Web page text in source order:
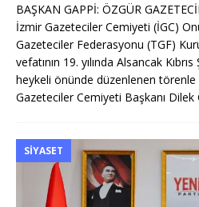
BAŞKAN GAPPİ: ÖZGÜR
İzmir Gazeteciler Cemiyeti (İGC)
Gazeteciler Federasyonu (TGF)
vefatının 19. yılında Alsancak
heykeli önünde düzenlenen törenle
Gazeteciler Cemiyeti Başkanı Dilek
SIYASET